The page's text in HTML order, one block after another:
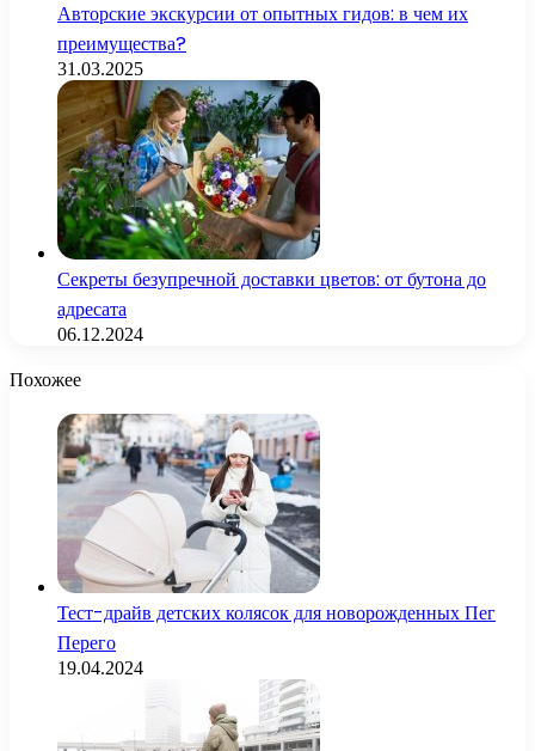
Авторские экскурсии от опытных гидов: в чем их
преимущества?
31.03.2025
Секреты безупречной доставки цветов: от бутона до
адресата
06.12.2024
Похожее
Тест-драйв детских колясок для новорожденных Пег
Перего
19.04.2024